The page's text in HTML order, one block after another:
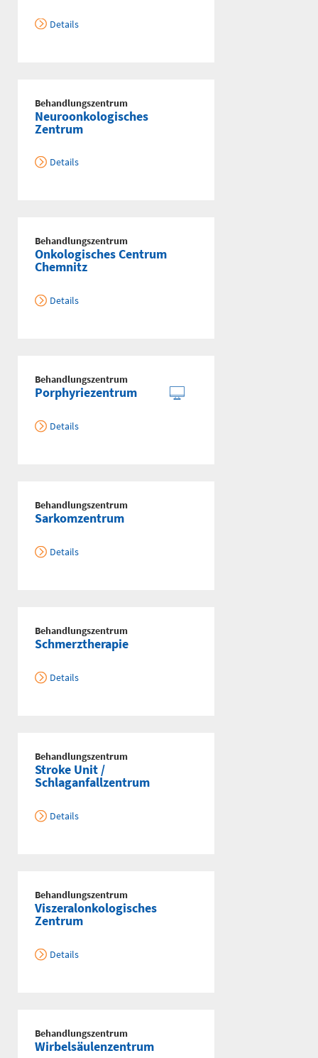
Details
Behandlungszentrum
Neuroonkologisches
Zentrum
Details
Behandlungszentrum
Onkologisches Centrum
Chemnitz
Details
Behandlungszentrum
Porphyriezentrum
Details
Behandlungszentrum
Sarkomzentrum
Details
Behandlungszentrum
Schmerztherapie
Details
Behandlungszentrum
Stroke Unit /
Schlaganfallzentrum
Details
Behandlungszentrum
Viszeralonkologisches
Zentrum
Details
Behandlungszentrum
Wirbelsäulenzentrum